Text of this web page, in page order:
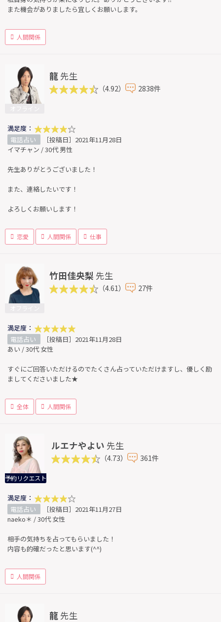
また機会がありましたら宜しくお願いします。
人間関係
龍 先生
（4.92） 2838件
満足度：
電話占い
［投稿日］2021年11月28日
イマチャン / 30代 男性
先生ありがとうございました！
また、連絡したいです！
よろしくお願いします！
恋愛 人間関係 仕事
竹田佳央梨 先生
（4.61） 27件
満足度：
電話占い
［投稿日］2021年11月28日
あい / 30代 女性
すぐにご回答いただけるのでたくさん占っていただけますし、優しく励
ましてくださいました★
全体 人間関係
予約リクエスト
ルエナやよい 先生
（4.73） 361件
満足度：
電話占い
［投稿日］2021年11月27日
naeko＊ / 30代 女性
相手の気持ちを占ってもらいました！
内容も的確だったと思います(^^)
人間関係
龍 先生